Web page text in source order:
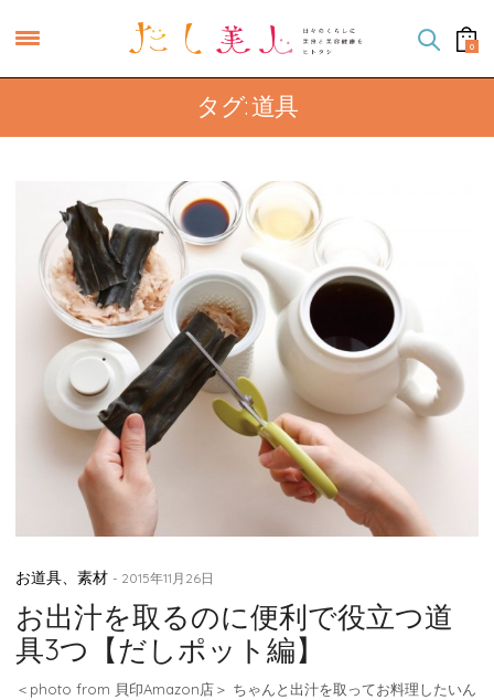
0
タグ: 道具
お道具、素材 - 2015年11月26日
お出汁を取るのに便利で役立つ道
具3つ【だしポット編】
＜photo from 貝印Amazon店＞ ちゃんと出汁を取ってお料理したいん